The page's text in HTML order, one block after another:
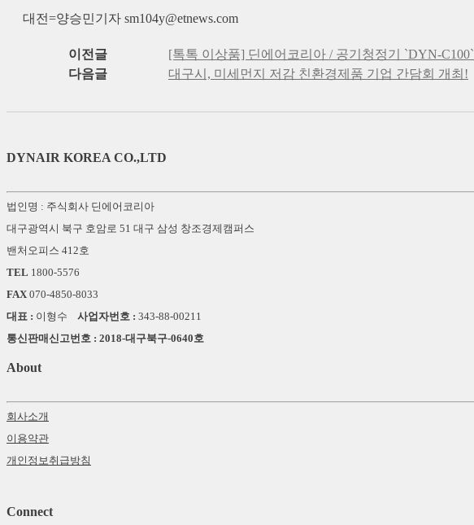
대전=양승민기자 sm104y@etnews.com
이전글
[톡톡 이상품] 딘에어코리아 / 공기청정기 `DYN-C100`
다음글
대구시, 미세먼지 저감 친환경제품 기업 간담회 개최!
DYNAIR KOREA CO.,LTD
법인명 : 주식회사 딘에어코리아
대구광역시 북구 호암로 51 대구 삼성 창조경제캠퍼스
밴처오피스 412호
TEL 1800-5576
FAX 070-4850-8033
대표 : 이형수 사업자번호 : 343-88-00211
통신판매신고번호 : 2018-대구북구-0640호
About
회사소개
이용약관
개인정보취급방침
Connect